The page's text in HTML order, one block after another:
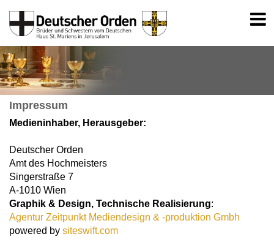
Impressum
Medieninhaber, Herausgeber:
Deutscher Orden
Amt des Hochmeisters
Singerstraße 7
A-1010 Wien
Graphik & Design, Technische Realisierung:
Agentur Zeitpunkt Mediendesign & -produktion Gmbh
powered by siteswift.com